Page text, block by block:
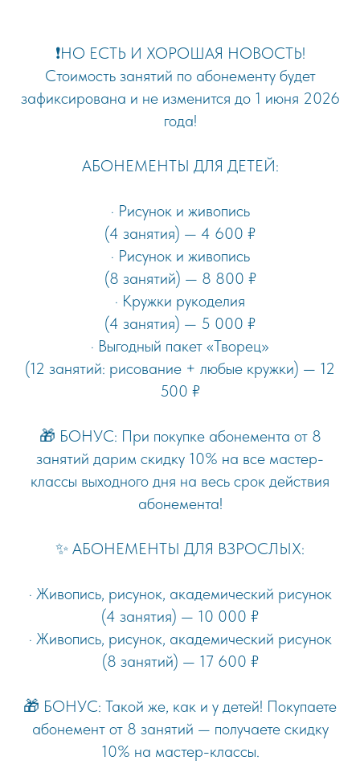
❗️НО ЕСТЬ И ХОРОШАЯ НОВОСТЬ!
Стоимость занятий по абонементу будет
зафиксирована и не изменится до 1 июня 2026
года!
АБОНЕМЕНТЫ ДЛЯ ДЕТЕЙ:
· Рисунок и живопись
(4 занятия) — 4 600 ₽
· Рисунок и живопись
(8 занятий) — 8 800 ₽
· Кружки рукоделия
(4 занятия) — 5 000 ₽
· Выгодный пакет «Творец»
(12 занятий: рисование + любые кружки) — 12
500 ₽
🎁 БОНУС: При покупке абонемента от 8
занятий дарим скидку 10% на все мастер-
классы выходного дня на весь срок действия
абонемента!
✨ АБОНЕМЕНТЫ ДЛЯ ВЗРОСЛЫХ:
· Живопись, рисунок, академический рисунок
(4 занятия) — 10 000 ₽
· Живопись, рисунок, академический рисунок
(8 занятий) — 17 600 ₽
🎁 БОНУС: Такой же, как и у детей! Покупаете
абонемент от 8 занятий — получаете скидку
10% на мастер-классы.